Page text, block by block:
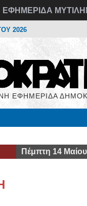
ΕΦΗΜΕΡΙΔΑ
2026
ΕΦΗΜΕΡΙΔΑ
Πέμπτη 14